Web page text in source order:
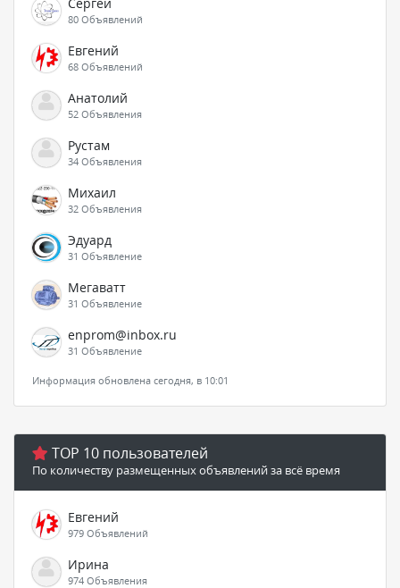
80 Объявлений
Евгений
68 Объявлений
Анатолий
52 Объявления
Рустам
34 Объявления
Михаил
32 Объявления
Эдуард
31 Объявление
Мегаватт
31 Объявление
enprom@inbox.ru
31 Объявление
Информация обновлена сегодня, в 10:01
TOP 10 пользователей
По количеству размещенных объявлений за всё время
Евгений
979 Объявлений
Ирина
974 Объявления